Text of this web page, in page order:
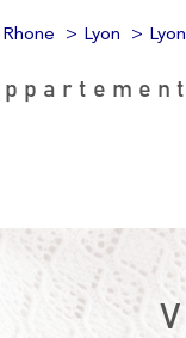
Rhone Lyon